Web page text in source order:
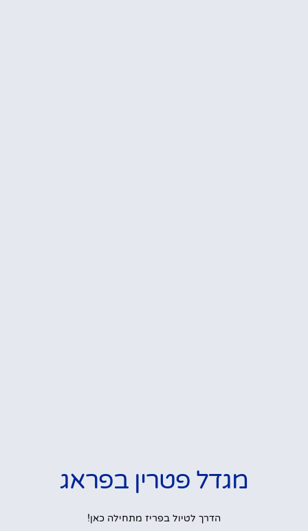
מגדל פטרין בפראג
הדרך לטיול בפריז מתחילה כאן!